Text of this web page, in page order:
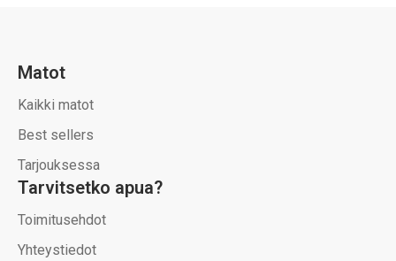
Matot
Kaikki matot
Best sellers
Tarjouksessa
Tarvitsetko apua?
Toimitusehdot
Yhteystiedot